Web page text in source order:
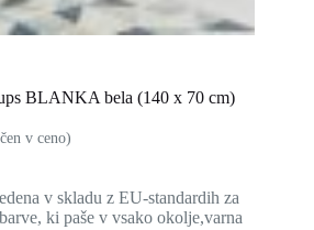
BLANKA bela (140 x 70 cm)
v ceno)
v skladu z EU-standardih za
ki paše v vsako okolje,varna